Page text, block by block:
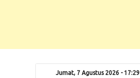
Jumat, 7 Agustus 2026 - 17:29